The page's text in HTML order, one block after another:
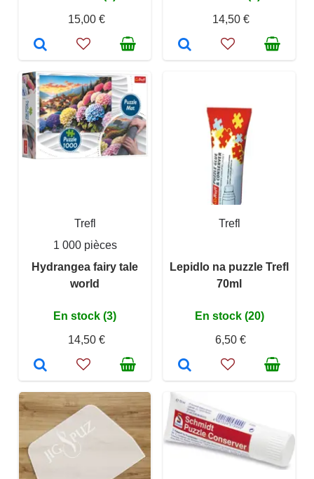
15,00 €
14,50 €
Trefl
1 000 pièces
Hydrangea fairy tale
world
En stock (3)
14,50 €
Trefl
Lepidlo na puzzle Trefl
70ml
En stock (20)
6,50 €